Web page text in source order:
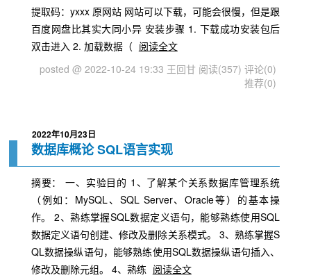
提取码：yxxx 原网站 网站可以下载，可能会很慢，但是跟
百度网盘比其实大同小异 安装步骤 1. 下载成功安装包后
双击进入 2. 加载数据（ 阅读全文
posted @ 2022-10-24 19:33 王回甘 阅读(357) 评论(0)
推荐(0)
2022年10月23日
数据库概论 SQL语言实现
摘要： 一、实验目的 1、了解某个关系数据库管理系统
（例如：MySQL、SQL Server、Oracle等）的基本操
作。 2、熟练掌握SQL数据定义语句，能够熟练使用SQL
数据定义语句创建、修改及删除关系模式。 3、熟练掌握S
QL数据操纵语句，能够熟练使用SQL数据操纵语句插入、
修改及删除元组。 4、熟练 阅读全文